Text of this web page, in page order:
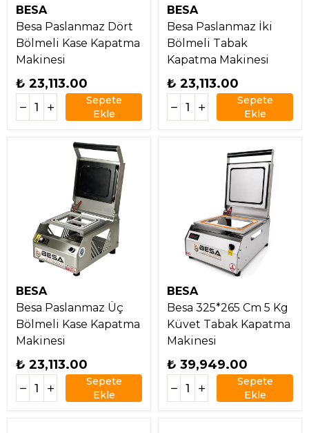
BESA
Besa Paslanmaz Dört
Bölmeli Kase Kapatma
Makinesi
₺ 23,113.00
Sepete
Ekle
BESA
Besa Paslanmaz İki
Bölmeli Tabak
Kapatma Makinesi
₺ 23,113.00
Sepete
Ekle
BESA
Besa Paslanmaz Üç
Bölmeli Kase Kapatma
Makinesi
₺ 23,113.00
Sepete
Ekle
BESA
Besa 325*265 Cm 5 Kg
Küvet Tabak Kapatma
Makinesi
₺ 39,949.00
Sepete
Ekle